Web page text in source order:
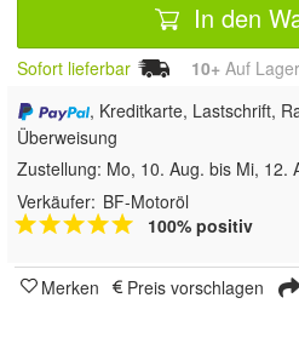
In den
Sofort lieferbar 10+ Auf
, Kreditkarte, Lastschrift,
Überweisung
Zustellung: Mo, 10. Aug. bis Mi, 12.
Verkäufer: BF-Motoröl
100% positiv
Merken Preis vorschlagen